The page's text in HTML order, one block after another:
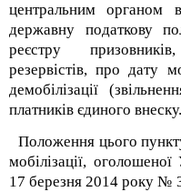
центральним органом
державну податкову
реєстру
резервістів, про дату
демобілізації
платників єдиного внеску.
Положення цього
мобілізації,
17 березня 2014 року №